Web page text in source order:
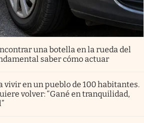
una botella en la rueda del
saber cómo actuar
vivir en un pueblo de 100 habitantes.
volver: “Gané en tranquilidad,